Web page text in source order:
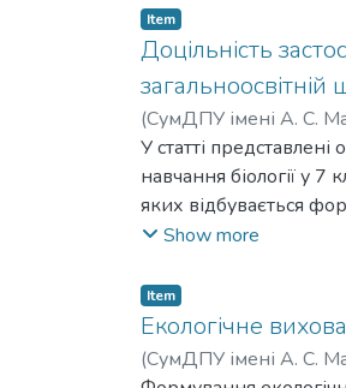
завдання, учні
методу пізнання та
висновки. Під час
необхідну для
систему та
біогеоценозів,
лише спрямовує
досягненню
Item
Доцільність
загальноосвітній
(СумДПУ імені А. С.
У статті
навчання біології у
яких відбувається
їхзасвоєння.
Show more
Item
Екологічне
(СумДПУ імені А. С.